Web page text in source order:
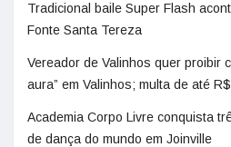
Tradicional baile Super Flash
Fonte Santa Tereza
Vereador de Valinhos quer proibir
aura” em Valinhos; multa de até R$
Academia Corpo Livre conquista
de dança do mundo em Joinville